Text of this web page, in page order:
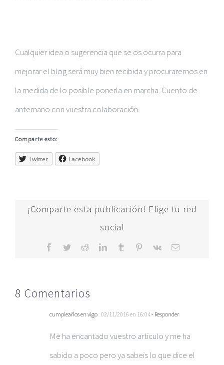
Cualquier idea o sugerencia que se os ocurra para
mejorar el blog será muy bien recibida y procuraremos en
la medida de lo posible ponerla en marcha. Cuento de
antemano con vuestra colaboración.
Comparte esto:
Twitter Facebook
¡Comparte esta publicación! Elige tu red
social
Facebook
TwitterRedditLinkedInTumblr Pinterest
Vk
Correo
8 Comentarios
cumpleaños en vigo 02/11/2016 en 16:04- Responder
Me ha encantado vuestro articulo y me ha
sabido a poco pero ya sabeis lo que dice el